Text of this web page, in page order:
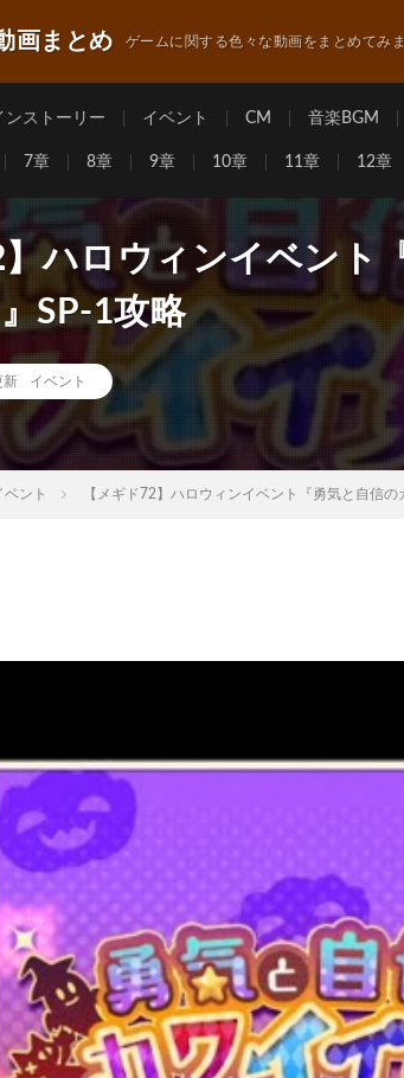
画まとめ ゲームに関する色々な動画をまとめてみま
ンストーリー イベント CM 音楽BGM
7章 8章 9章 10章 11章 12章
ハロウィンイベント
SP-1攻略
新 イベント
ベント 【メギド72】ハロウィンイベント『勇気と自信の